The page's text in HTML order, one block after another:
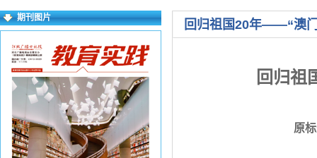
期刊图片 回归祖国20年——“澳
回归祖
原